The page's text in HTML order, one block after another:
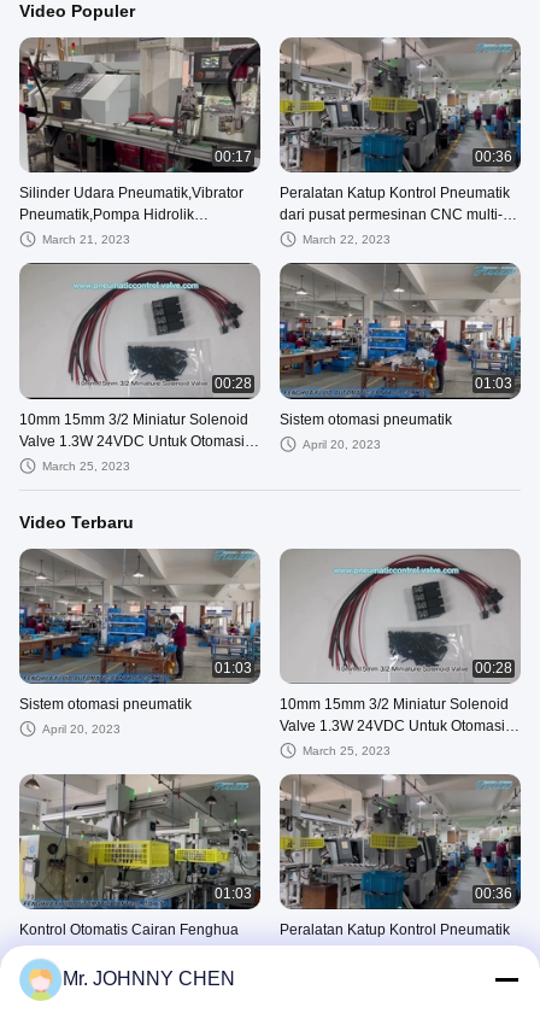
Video Populer
00:17
Silinder Udara Pneumatik,Vibrator
Pneumatik,Pompa Hidrolik
Udara,Katup Kontrol Arah
March 21, 2023
00:36
Peralatan Katup Kontrol Pneumatik
dari pusat permesinan CNC multi-
platform
March 22, 2023
00:28
10mm 15mm 3/2 Miniatur Solenoid
Valve 1.3W 24VDC Untuk Otomasi
Pneumatik Tekstil Dan Rajutan
March 25, 2023
01:03
Sistem otomasi pneumatik
April 20, 2023
Video Terbaru
01:03
Sistem otomasi pneumatik
April 20, 2023
00:28
10mm 15mm 3/2 Miniatur Solenoid
Valve 1.3W 24VDC Untuk Otomasi
Pneumatik Tekstil Dan Rajutan
March 25, 2023
01:03
Kontrol Otomatis Cairan Fenghua
co., ltd Lini Produksi
March 22, 2023
00:36
Peralatan Katup Kontrol Pneumatik
Mr. JOHNNY CHEN